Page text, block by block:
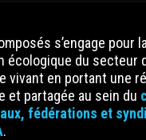
s’engage pour la
écologique du secteur
vivant en portant une
et partagée au sein du
fédérations et
.